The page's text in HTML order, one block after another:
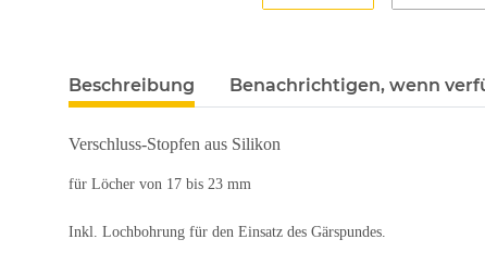
Beschreibung Benachrichtigen, wenn
Verschluss-Stopfen aus Silikon
für Löcher von 17 bis 23 mm
Inkl. Lochbohrung für den Einsatz des Gärspundes.